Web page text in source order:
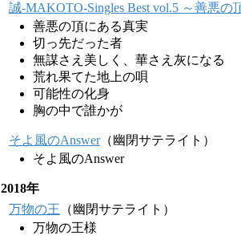
誠-MAKOTO-Singles Best vol.5 ～善悪の
善悪の頂にある真実
切っ先だった者
無謀さえ美しく、華さえ灰になる
荒れ果てた地上の唄
可能性の化身
胸の中で誰かが
そよ風のAnswer（幽閉サテライト）
そよ風のAnswer
2018年
万物の王 （幽閉サテライト）
万物の王様